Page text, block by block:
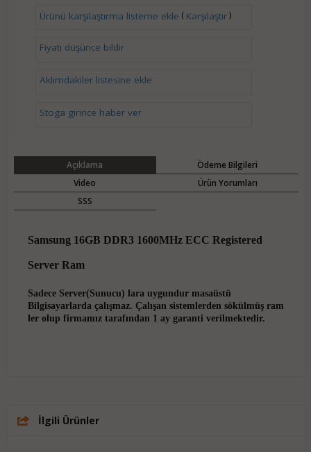
Ürünü karşılaştırma listeme ekle ( Karşılaştır)
Fiyatı düşünce bildir
Aklımdakiler listesine ekle
Stoga girince haber ver
Açıklama
Ödeme Bilgileri
Video
Ürün Yorumları
SSS
Samsung 16GB DDR3 1600MHz ECC Registered
Server Ram
Sadece Server(Sunucu) lara uygundur masaüstü
Bilgisayarlarda çalışmaz. Çalışan sistemlerden sökülmüş ram
ler olup firmamız tarafından 1 ay garanti verilmektedir.
İlgili Ürünler